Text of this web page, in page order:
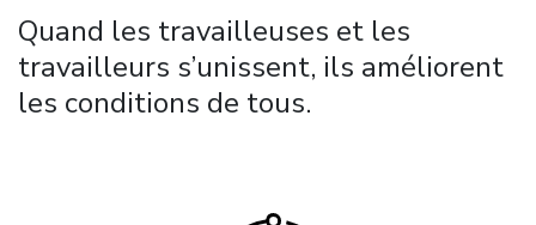
Quand les travailleuses et les
travailleurs s’unissent, ils améliorent
les conditions de tous.